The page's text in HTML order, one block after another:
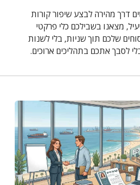
דרך מהירה לבצע שיפור קורות
מצאנו בשבילכם כלי פרקטי
שלכם תוך שניות, בלי לשנות
לסבך אתכם בתהליכים ארוכים.